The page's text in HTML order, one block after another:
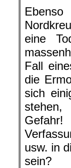
eine
Fall
die
sich
stehen,
usw. in
sein?